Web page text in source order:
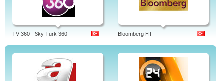
TV 360 - Sky Turk 360 Bloomberg HT